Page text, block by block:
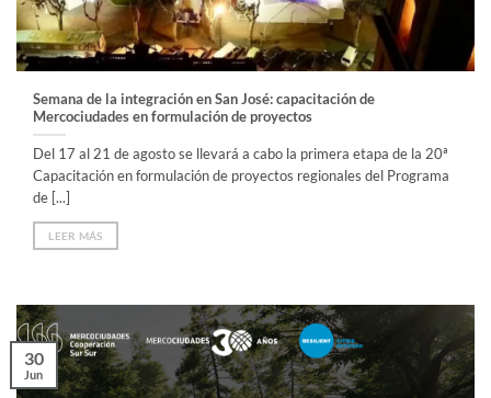
Semana de la integración en San José: capacitación de
Mercociudades en formulación de proyectos
Del 17 al 21 de agosto se llevará a cabo la primera etapa de la 20ª
Capacitación en formulación de proyectos regionales del Programa
de [...]
LEER MÁS
30
Jun